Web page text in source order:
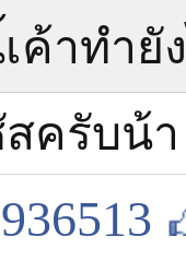
าทำยั
ครับน้